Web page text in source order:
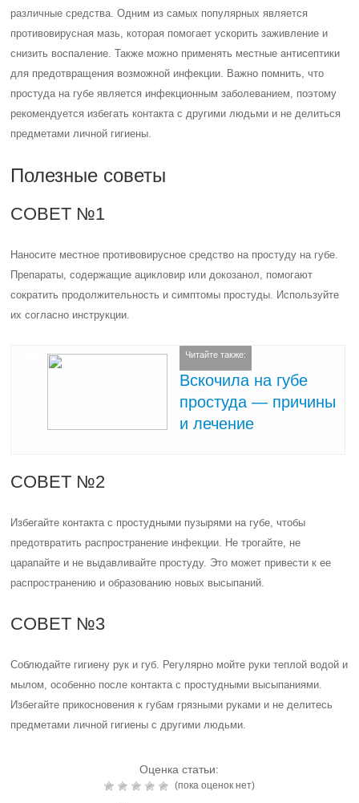
различные средства. Одним из самых популярных является
противовирусная мазь, которая помогает ускорить заживление и
снизить воспаление. Также можно применять местные антисептики
для предотвращения возможной инфекции. Важно помнить, что
простуда на губе является инфекционным заболеванием, поэтому
рекомендуется избегать контакта с другими людьми и не делиться
предметами личной гигиены.
Полезные советы
СОВЕТ №1
Наносите местное противовирусное средство на простуду на губе.
Препараты, содержащие ацикловир или докозанол, помогают
сократить продолжительность и симптомы простуды. Используйте
их согласно инструкции.
Читайте также:
Вскочила на губе
простуда — причины
и лечение
СОВЕТ №2
Избегайте контакта с простудными пузырями на губе, чтобы
предотвратить распространение инфекции. Не трогайте, не
царапайте и не выдавливайте простуду. Это может привести к ее
распространению и образованию новых высыпаний.
СОВЕТ №3
Соблюдайте гигиену рук и губ. Регулярно мойте руки теплой водой и
мылом, особенно после контакта с простудными высыпаниями.
Избегайте прикосновения к губам грязными руками и не делитесь
предметами личной гигиены с другими людьми.
Оценка статьи:
(пока оценок нет)